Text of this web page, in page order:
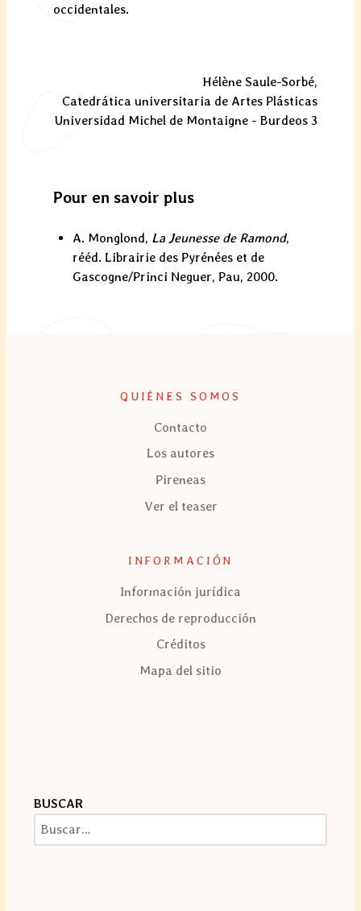
occidentales.
Hélène Saule-Sorbé,
Catedrática universitaria de Artes Plásticas
Universidad Michel de Montaigne - Burdeos 3
Pour en savoir plus
A. Monglond, La Jeunesse de Ramond,
rééd. Librairie des Pyrénées et de
Gascogne/Princi Neguer, Pau, 2000.
QUIÉNES SOMOS
Contacto
Los autores
Pireneas
Ver el teaser
INFORMACIÓN
Información jurídica
Derechos de reproducción
Créditos
Mapa del sitio
BUSCAR
Buscar